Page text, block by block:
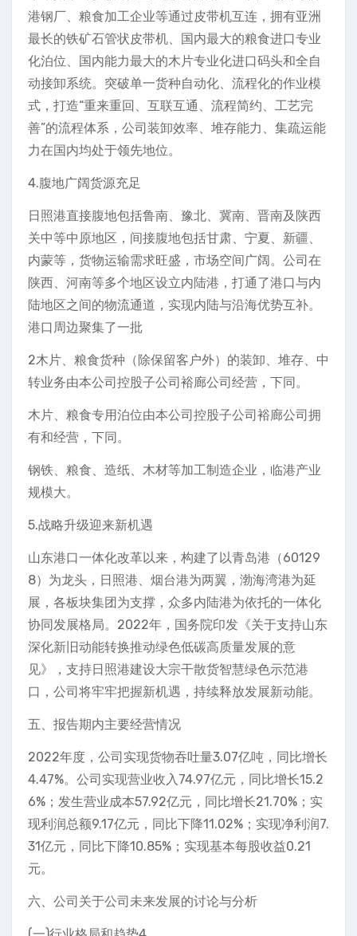
港钢厂、粮食加工企业等通过皮带机互连，拥有亚洲
最长的铁矿石管状皮带机、国内最大的粮食进口专业
化泊位、国内能力最大的木片专业化进口码头和全自
动接卸系统。突破单一货种自动化、流程化的作业模
式，打造“重来重回、互联互通、流程简约、工艺完
善”的流程体系，公司装卸效率、堆存能力、集疏运能
力在国内均处于领先地位。
4.腹地广阔货源充足
日照港直接腹地包括鲁南、豫北、冀南、晋南及陕西
关中等中原地区，间接腹地包括甘肃、宁夏、新疆、
内蒙等，货物运输需求旺盛，市场空间广阔。公司在
陕西、河南等多个地区设立内陆港，打通了港口与内
陆地区之间的物流通道，实现内陆与沿海优势互补。
港口周边聚集了一批
2木片、粮食货种（除保留客户外）的装卸、堆存、中
转业务由本公司控股子公司裕廊公司经营，下同。
木片、粮食专用泊位由本公司控股子公司裕廊公司拥
有和经营，下同。
钢铁、粮食、造纸、木材等加工制造企业，临港产业
规模大。
5.战略升级迎来新机遇
山东港口一体化改革以来，构建了以青岛港（60129
8）为龙头，日照港、烟台港为两翼，渤海湾港为延
展，各板块集团为支撑，众多内陆港为依托的一体化
协同发展格局。2022年，国务院印发《关于支持山东
深化新旧动能转换推动绿色低碳高质量发展的意
见》，支持日照港建设大宗干散货智慧绿色示范港
口，公司将牢牢把握新机遇，持续释放发展新动能。
五、报告期内主要经营情况
2022年度，公司实现货物吞吐量3.07亿吨，同比增长
4.47%。公司实现营业收入74.97亿元，同比增长15.2
6%；发生营业成本57.92亿元，同比增长21.70%；实
现利润总额9.17亿元，同比下降11.02%；实现净利润7.
31亿元，同比下降10.85%；实现基本每股收益0.21
元。
六、公司关于公司未来发展的讨论与分析